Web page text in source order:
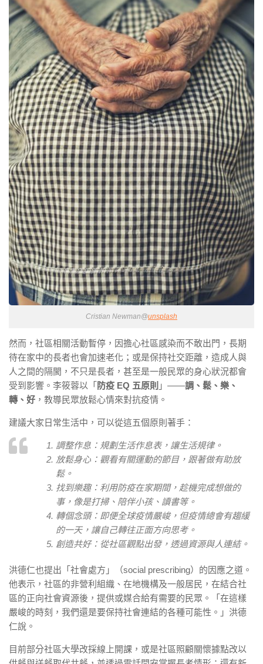
Cristian Newman@unsplash
然而，社區相關活動暫停，因擔心社區感染而不敢出門，長期
待在家中的長者也會加速老化；或是保持社交距離，造成人與
人之間的隔閡，不只是長者，甚至是一般民眾的身心狀況都會
受到影響。李筱蓉以「 防疫 EQ 五原則 」——調、鬆、樂、
轉、好 ，教導民眾放鬆心情來對抗疫情。
建議大家日常生活中，可以從這五個原則著手：
調整作息：規劃生活作息表，讓生活規律。
放鬆身心：觀看有關運動的節目，跟著做有助放
鬆。
找到樂趣：利用防疫在家期間，趁機完成想做的
事，像是打掃、陪伴小孩、讀書等。
轉個念頭：即便全球疫情嚴峻，但疫情總會有趨緩
的一天，讓自己轉往正面方向思考。
創造共好：從社區觀點出發，透過資源與人連結。
洪德仁也提出「社會處方」（social prescribing）的因應之道。
他表示，社區的非營利組織、在地機構及一般居民，在結合社
區的正向社會資源後，提供或媒合給有需要的民眾。「在這樣
嚴峻的時刻，我們還是要保持社會連結的各種可能性。」洪德
仁說。
目前部分社區大學改採線上開課，或是社區照顧關懷據點改以